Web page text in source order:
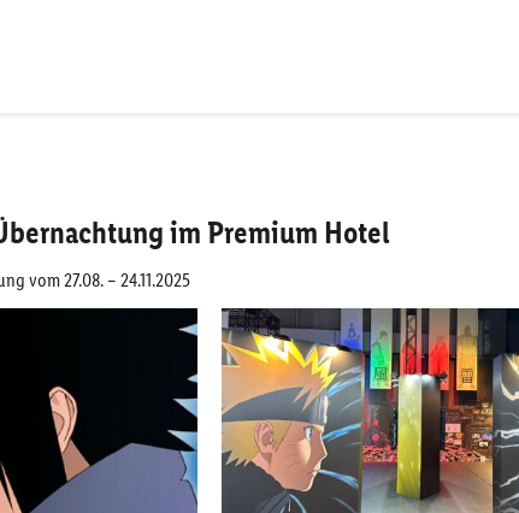
im Premium Hotel
vom 27.08. – 24.11.2025